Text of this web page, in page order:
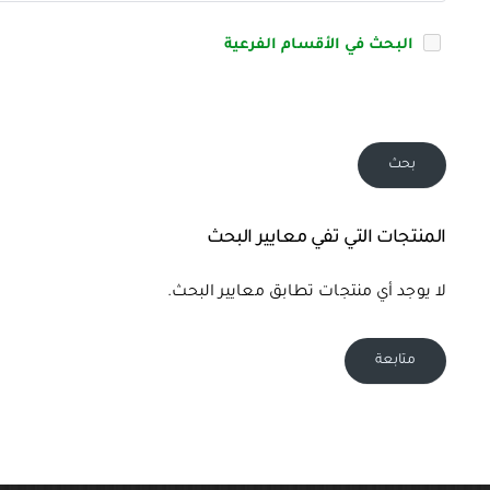
البحث في الأقسام الفرعية
بحث
المنتجات التي تفي معايير البحث
لا يوجد أي منتجات تطابق معايير البحث.
متابعة